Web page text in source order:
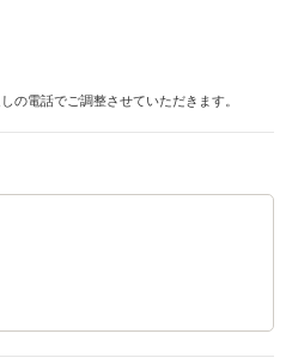
の電話でご調整させていただきます。